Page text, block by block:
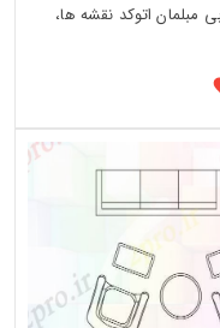
مبلمان اتوکد نقشه ها،